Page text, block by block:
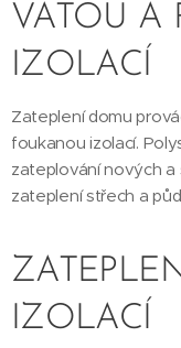
VATOU A
IZOLACÍ
Zateplení domu
foukanou izolací.
zateplování nových a
zateplení střech a
IZOLACÍ